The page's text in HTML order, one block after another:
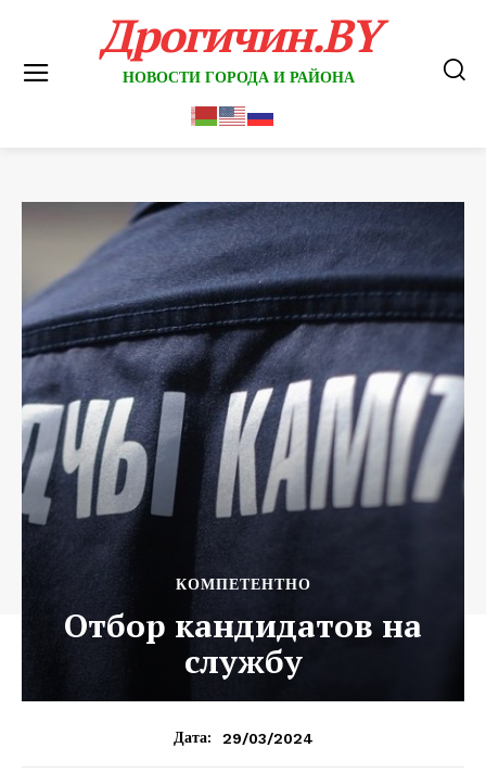
Дрогичин.BY
НОВОСТИ ГОРОДА И РАЙОНА
КОМПЕТЕНТНО
Отбор кандидатов на
службу
Дата: 29/03/2024